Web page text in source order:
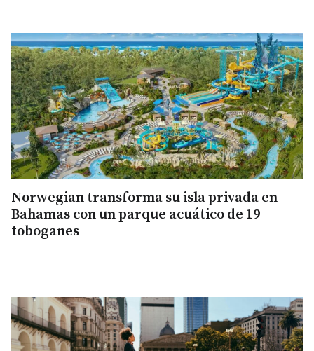
Norwegian transforma su isla privada en
Bahamas con un parque acuático de 19
toboganes